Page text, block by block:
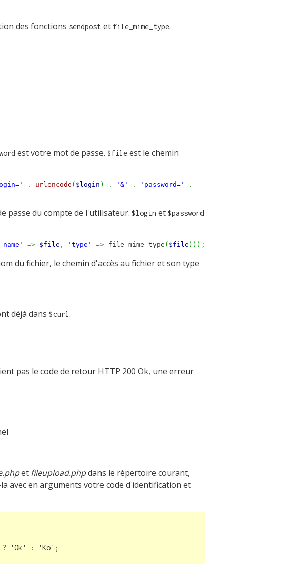
des fonctions sendpost et file_mime_type.
est votre mot de passe. $file est le chemin
. urlencode ( $login ) . '&' . 'password='
.
passe du compte de l'utilisateur. $login et $password
=> $file , 'type' => file_mime_type ( $file ) ) ) ;
du fichier, le chemin d'accès au fichier et son type
déjà dans $curl .
pas le code de retour HTTP 200 Ok, une erreur
et fileupload.phpdans le répertoire courant,
avec en arguments votre code d'identification et
? 'Ok' : 'Ko';